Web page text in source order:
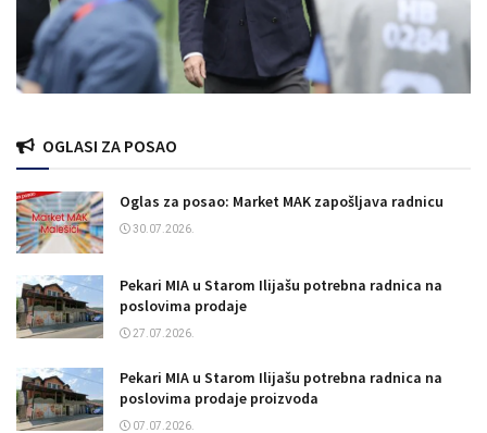
OGLASI ZA POSAO
Oglas za posao: Market MAK zapošljava radnicu
30.07.2026.
Pekari MIA u Starom Ilijašu potrebna radnica na
poslovima prodaje
27.07.2026.
Pekari MIA u Starom Ilijašu potrebna radnica na
poslovima prodaje proizvoda
07.07.2026.